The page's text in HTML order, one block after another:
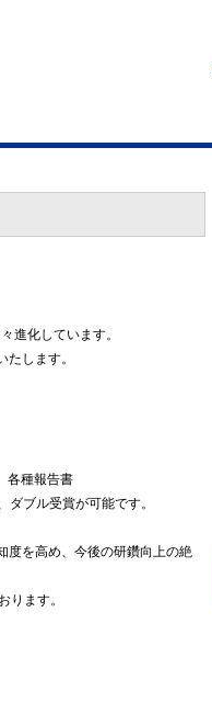
進化しています。
します。
種報告書
ブル受賞が可能です。
度を高め、今後の研鑽向上の絶
ります。